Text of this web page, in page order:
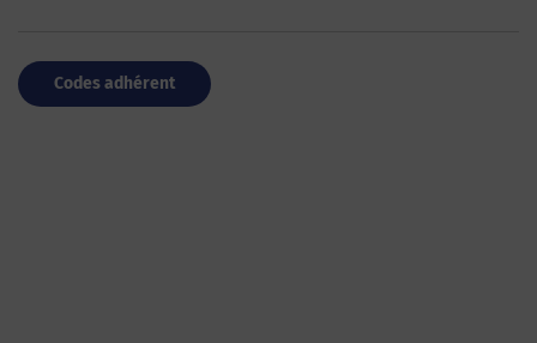
Codes adhérent